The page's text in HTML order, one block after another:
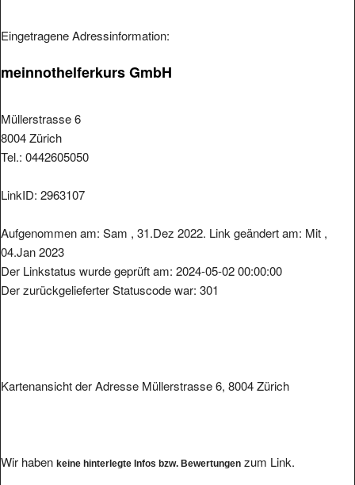
Eingetragene Adressinformation:
meinnothelferkurs GmbH
Müllerstrasse 6
8004 Zürich
Tel.: 0442605050
LinkID: 2963107
Aufgenommen am: Sam , 31.Dez 2022. Link geändert am: Mit ,
04.Jan 2023
Der Linkstatus wurde geprüft am: 2024-05-02 00:00:00
Der zurückgelieferter Statuscode war: 301
Kartenansicht der Adresse Müllerstrasse 6, 8004 Zürich
Wir haben keine hinterlegte Infos bzw. Bewertungen zum Link.